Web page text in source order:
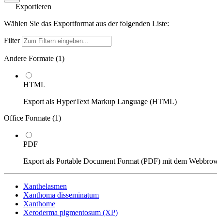
Exportieren
Wählen Sie das Exportformat aus der folgenden Liste:
Filter
Andere Formate (1)
HTML
Export als HyperText Markup Language (HTML)
Office Formate (1)
PDF
Export als Portable Document Format (PDF) mit dem
Xanthelasmen
Xanthoma disseminatum
Xanthome
Xeroderma pigmentosum (XP)